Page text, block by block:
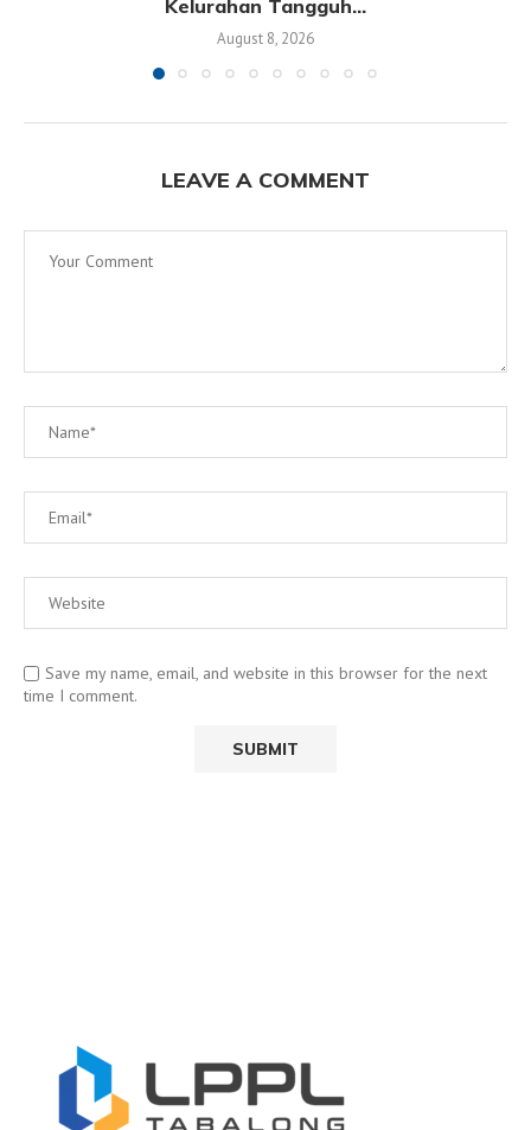
Kelurahan Tangguh...
August 8, 2026
LEAVE A COMMENT
Save my name, email, and website in this browser for the next
time I comment.